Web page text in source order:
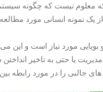
معلوم نیست که چگونه سیستم
از یک نمونه انسانی مورد
مورد نیاز است و این
یا حتی به تاخیر
های جالبی را در مورد